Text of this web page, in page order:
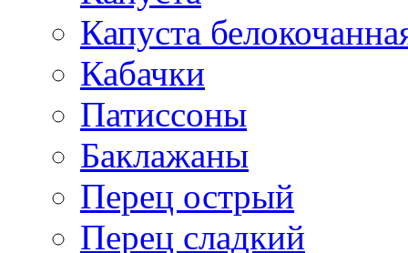
Капуста
Кабачки
Патиссоны
Баклажаны
Перец острый
Перец сладкий